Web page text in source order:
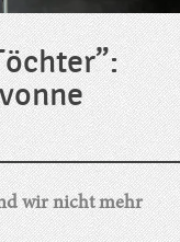
wir nicht mehr